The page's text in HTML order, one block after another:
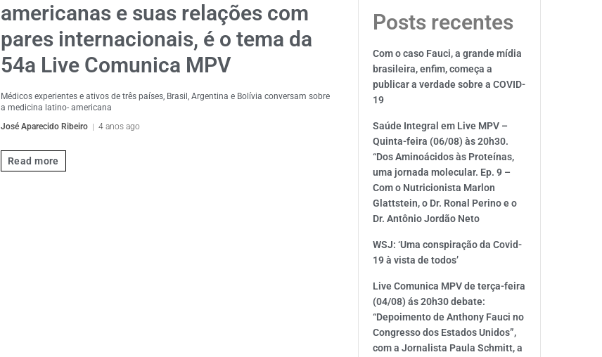
americanas e suas relações com
pares internacionais, é o tema da
54a Live Comunica MPV
Médicos experientes e ativos de três países, Brasil, Argentina e Bolívia conversam sobre
a medicina latino- americana
José Aparecido Ribeiro
4 anos ago
Read more
Posts recentes
Com o caso Fauci, a grande mídia
brasileira, enfim, começa a
publicar a verdade sobre a COVID-
19
Saúde Integral em Live MPV –
Quinta-feira (06/08) às 20h30.
“Dos Aminoácidos às Proteínas,
uma jornada molecular. Ep. 9 –
Com o Nutricionista Marlon
Glattstein, o Dr. Ronal Perino e o
Dr. Antônio Jordão Neto
WSJ: ‘Uma conspiração da Covid-
19 à vista de todos’
Live Comunica MPV de terça-feira
(04/08) ás 20h30 debate:
“Depoimento de Anthony Fauci no
Congresso dos Estados Unidos”,
com a Jornalista Paula Schmitt, a